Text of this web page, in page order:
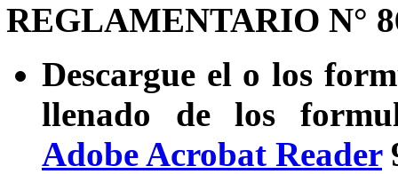
REGLAMENTARIO N°
Descargue el o los
llenado de los
Adobe Acrobat Reader